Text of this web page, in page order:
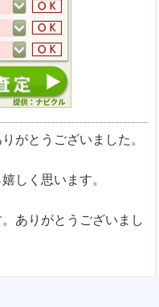
がとうございました。
しく思います。
ありがとうございまし